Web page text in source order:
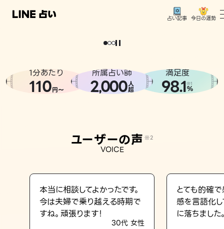
占い記事 今日の運勢
相談事例
どうせなら
。
1分あたり
110円〜
所属占い師
2,000人
超
満足度
98.1※1
%
ユーザーの声 ※2
VOICE
本当に相談してよかったです。
今は夫婦で乗り越える時期で
すね。頑張ります！
30代 女性
とても的確
感を言語化
に落ちました